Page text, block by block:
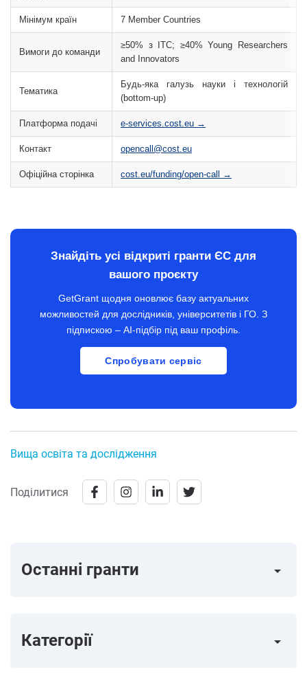
Мінімум країн 7 Member Countries
Вимоги до команди
≥50% з ITC; ≥40% Young Researchers
and Innovators
Тематика
Будь-яка галузь науки і технологій
(bottom-up)
Платформа подачі e-services.cost.eu →
Контакт opencall@cost.eu
Офіційна сторінка cost.eu/funding/open-call →
Знайдіть усі відкриті гранти ЄС для
вашого проєкту
GetGrant щодня оновлює базу актуальних
можливостей для дослідників, університетів і ГО. З
підпискою – AI-підбір під ваш профіль.
Спробувати сервіс
Вища освіта та дослідження
Поділитися
Останні гранти arrow_right
Категорії arrow_right